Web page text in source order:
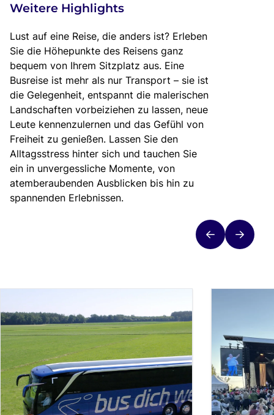
Weitere Highlights
Lust auf eine Reise, die anders ist? Erleben
Sie die Höhepunkte des Reisens ganz
bequem von Ihrem Sitzplatz aus. Eine
Busreise ist mehr als nur Transport – sie ist
die Gelegenheit, entspannt die malerischen
Landschaften vorbeiziehen zu lassen, neue
Leute kennenzulernen und das Gefühl von
Freiheit zu genießen. Lassen Sie den
Alltagsstress hinter sich und tauchen Sie
ein in unvergessliche Momente, von
atemberaubenden Ausblicken bis hin zu
spannenden Erlebnissen.